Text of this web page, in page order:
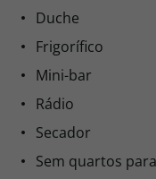
Duche
Frigorífico
Mini-bar
Rádio
Secador
Sem quartos